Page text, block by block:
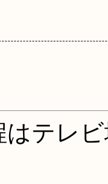
はテレ